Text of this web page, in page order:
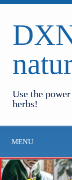
Use the
herbs!
MENU